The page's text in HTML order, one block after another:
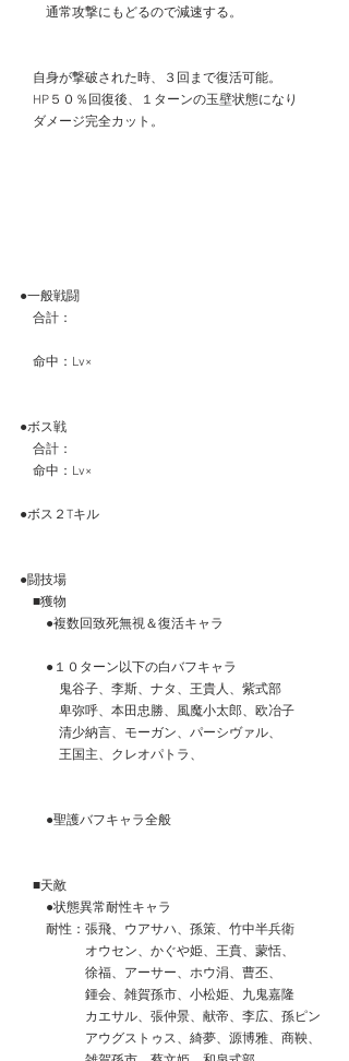
通常攻撃にもどるので減速する。
自身が撃破された時、３回まで復活可能。
HP５０％回復後、１ターンの玉壁状態になり
ダメージ完全カット。
●一般戦闘
合計：
命中：Lv×
●ボス戦
合計：
命中：Lv×
●ボス２Tキル
●闘技場
■獲物
●複数回致死無視＆復活キャラ
●１０ターン以下の白バフキャラ
鬼谷子、李斯、ナタ、王貴人、紫式部
卑弥呼、本田忠勝、風魔小太郎、欧冶子
清少納言、モーガン、パーシヴァル、
王国主、クレオパトラ、
●聖護バフキャラ全般
■天敵
●状態異常耐性キャラ
耐性：張飛、ウアサハ、孫策、竹中半兵衛
オウセン、かぐや姫、王賁、蒙恬、
徐福、アーサー、ホウ涓、曹丕、
鍾会、雑賀孫市、小松姫、九鬼嘉隆
カエサル、張仲景、献帝、李広、孫ピン
アウグストゥス、綺夢、源博雅、商鞅、